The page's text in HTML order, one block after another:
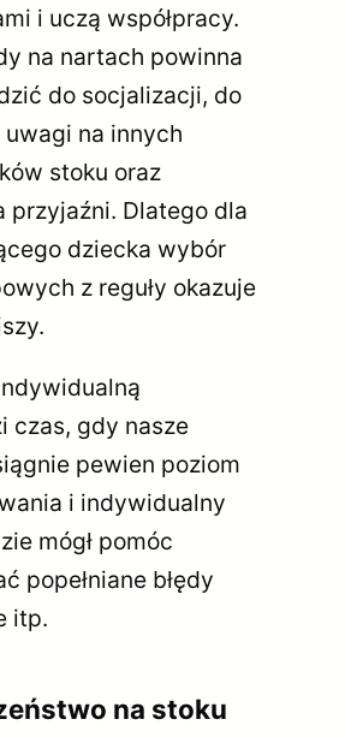
i uczą współpracy.
na nartach powinna
do socjalizacji, do
na innych
stoku oraz
przyjaźni. Dlatego dla
dziecka wybór
z reguły okazuje
czas, gdy nasze
pewien poziom
i indywidualny
mógł pomóc
popełniane błędy
itp.
na stoku